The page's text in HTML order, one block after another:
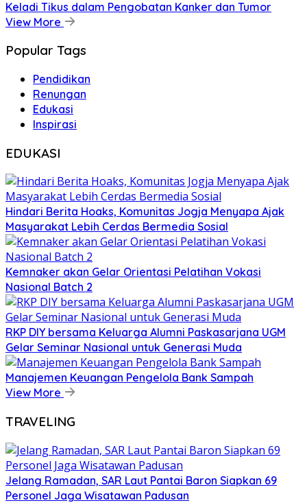
Keladi Tikus dalam Pengobatan Kanker dan Tumor
View More
Popular Tags
Pendidikan
Renungan
Edukasi
Inspirasi
EDUKASI
Hindari Berita Hoaks, Komunitas Jogja Menyapa Ajak
Masyarakat Lebih Cerdas Bermedia Sosial
Kemnaker akan Gelar Orientasi Pelatihan Vokasi
Nasional Batch 2
RKP DIY bersama Keluarga Alumni Paskasarjana UGM
Gelar Seminar Nasional untuk Generasi Muda
Manajemen Keuangan Pengelola Bank Sampah
View More
TRAVELING
Jelang Ramadan, SAR Laut Pantai Baron Siapkan 69
Personel Jaga Wisatawan Padusan